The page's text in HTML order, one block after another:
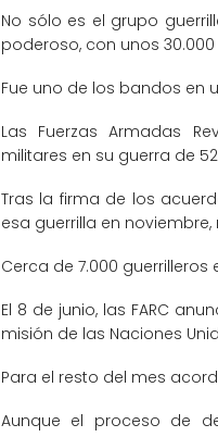
No sólo es el grupo
poderoso, con unos
Fue uno de los bandos en
Las Fuerzas Armadas
militares en su guerra de
Tras la firma de los
esa guerrilla en
Cerca de 7.000
El 8 de junio, las FARC
misión de las Naciones
Para el resto del mes
Aunque el proceso de